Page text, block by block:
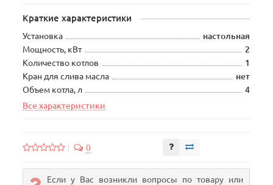
Краткие характеристики
Установка
настольная
Мощность, кВт
2
Количество котлов
1
Кран для слива масла
нет
Объем котла, л
4
Все характеристики
0
Если у Вас возникли вопросы по товару или